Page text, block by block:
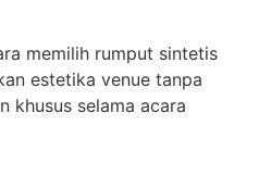
memilih rumput sintetis
estetika venue tanpa
khusus selama acara